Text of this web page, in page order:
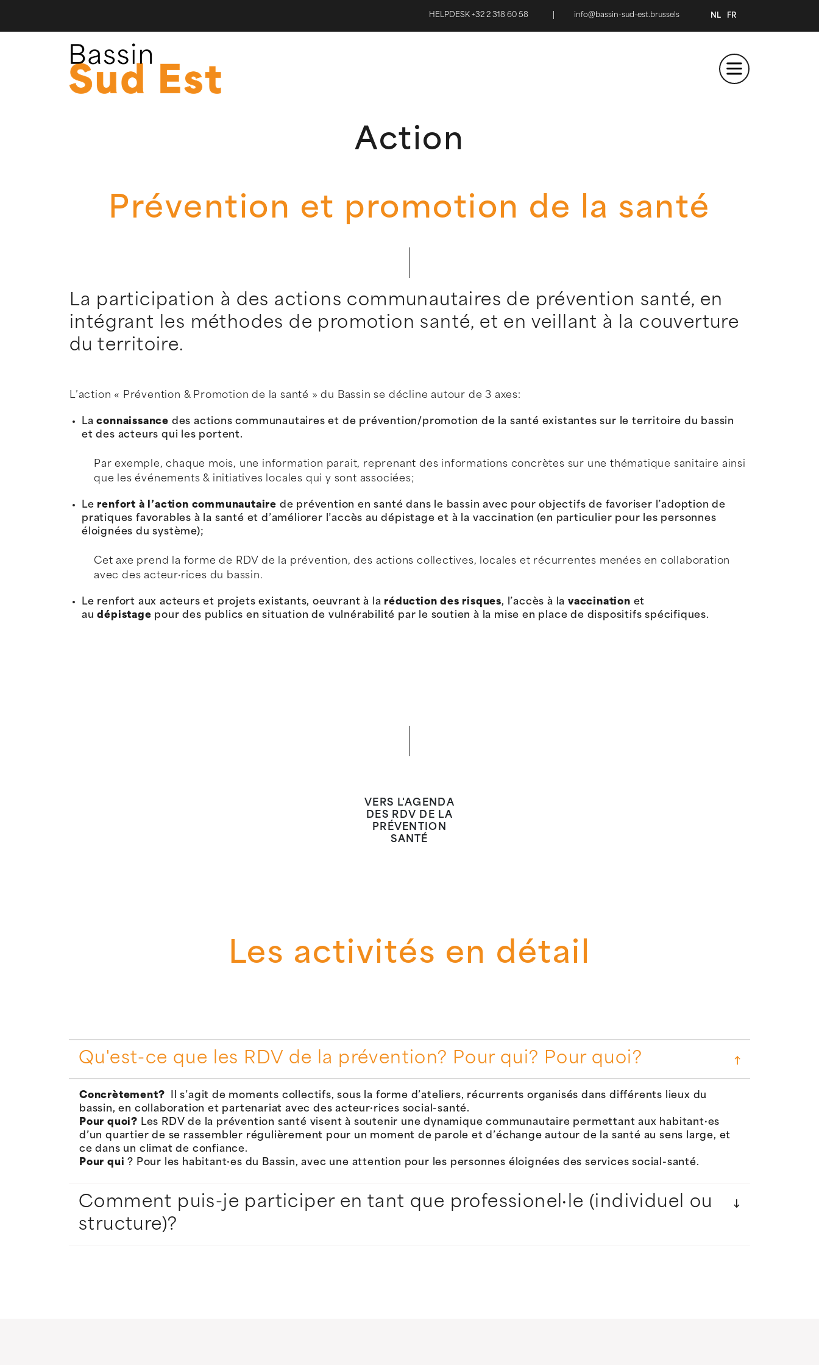
HELPDESK +32 2 318 60 58 info@bassin-sud-est.brussels NL FR
Action
Prévention et promotion de la santé
La participation à des actions communautaires de prévention santé, en
intégrant les méthodes de promotion santé, et en veillant à la couverture
du territoire.
L’action « Prévention & Promotion de la santé » du Bassin se décline autour de 3 axes:
Laconnaissance des actions communautaires et de prévention/promotion de la santé existantes sur le territoire du bassin
et des acteurs qui les portent.
Par exemple, chaque mois, une information parait, reprenant des informations concrètes sur une thématique sanitaire ainsi
que les événements & initiatives locales qui y sont associées;
Le renfort à l’action communautaire de prévention en santé dans le bassin avec pour objectifs de favoriser l’adoption de
pratiques favorables à la santé et d’améliorer l’accès au dépistage et à la vaccination (en particulier pour les personnes
éloignées du système);
Cet axe prend la forme de RDV de la prévention, des actions collectives, locales et récurrentes menées en collaboration
avec des acteur·rices du bassin.
Le renfort aux acteurs et projets existants, oeuvrant à la réduction des risques, l’accès à lavaccination et
audépistage pour des publics en situation de vulnérabilité par le soutien à la mise en place de dispositifs spécifiques.
VERS L'AGENDA
DES RDV DE LA
PRÉVENTION
SANTÉ
Les activités en détail
Qu'est-ce que les RDV de la prévention? Pour qui? Pour quoi?
Concrètement?
Il s’agit de moments collectifs, sous la forme d’ateliers, récurrents organisés dans différents lieux du
bassin, en collaboration et partenariat avec des acteur·rices social-santé.
Pour quoi? Les RDV de la prévention santé visent à soutenir une dynamique communautaire permettant aux habitant·es
d’un quartier de se rassembler régulièrement pour un moment de parole et d’échange autour de la santé au sens large, et
ce dans un climat de confiance.
Pour qui? Pour les habitant·es du Bassin, avec une attention pour les personnes éloignées des services social-santé.
Comment puis-je participer en tant que professionel·le (individuel ou
structure)?